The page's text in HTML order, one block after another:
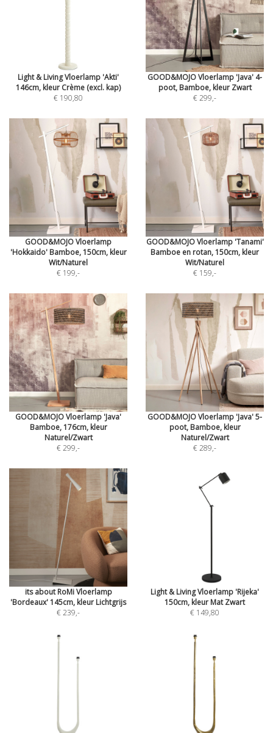
Light & Living Vloerlamp 'Akti'
146cm, kleur Crème (excl. kap)
€ 190,80
GOOD&MOJO Vloerlamp 'Java' 4-
poot, Bamboe, kleur Zwart
€ 299,-
GOOD&MOJO Vloerlamp
'Hokkaido' Bamboe, 150cm, kleur
Wit/Naturel
€ 199,-
GOOD&MOJO Vloerlamp 'Tanami'
Bamboe en rotan, 150cm, kleur
Wit/Naturel
€ 159,-
GOOD&MOJO Vloerlamp 'Java'
Bamboe, 176cm, kleur
Naturel/Zwart
€ 299,-
GOOD&MOJO Vloerlamp 'Java' 5-
poot, Bamboe, kleur
Naturel/Zwart
€ 289,-
its about RoMi Vloerlamp
'Bordeaux' 145cm, kleur Lichtgrijs
€ 239,-
Light & Living Vloerlamp 'Rijeka'
150cm, kleur Mat Zwart
€ 149,80